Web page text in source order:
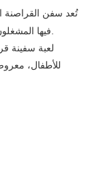
تُعد سفن
فيها المشغلون في الحصول على رحلات مميزة بميزانيات معتدلة.